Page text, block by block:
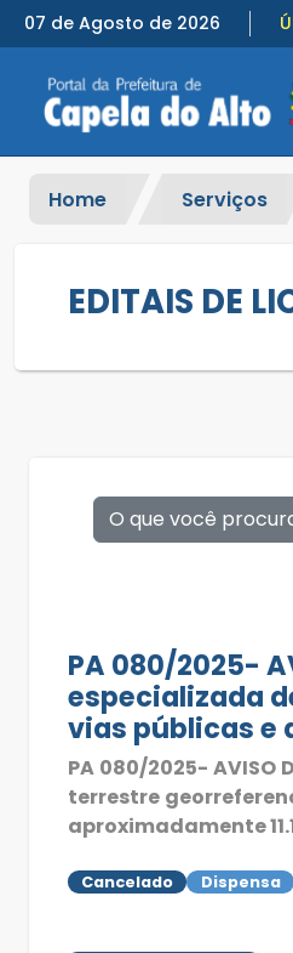
07 de Agosto de 2026
Home Serviços
EDITAIS DE
O que você
PA 080/2025-
especializada
vias públicas e
PA 080/2025-
terrestre
aproximadamente
Cancelado Dispensa